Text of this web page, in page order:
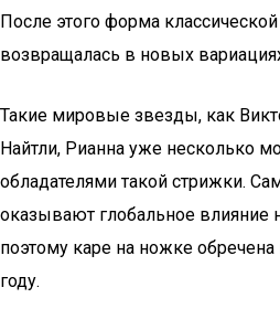
После этого форма
возвращалась в новых
Такие мировые звезды, как
Найтли, Рианна уже несколько
обладателями такой стрижки.
оказывают глобальное влияние
поэтому каре на ножке обречена
году.